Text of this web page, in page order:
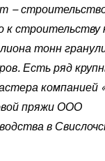
–
к строительству
тонн
Есть ряд
компанией
пряжи ООО
в